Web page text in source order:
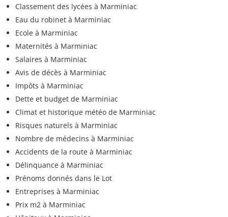
Classement des lycées à Marminiac
Eau du robinet à Marminiac
Ecole à Marminiac
Maternités à Marminiac
Salaires à Marminiac
Avis de décès à Marminiac
Impôts à Marminiac
Dette et budget de Marminiac
Climat et historique météo de Marminiac
Risques naturels à Marminiac
Nombre de médecins à Marminiac
Accidents de la route à Marminiac
Délinquance à Marminiac
Prénoms donnés dans le Lot
Entreprises à Marminiac
Prix m2 à Marminiac